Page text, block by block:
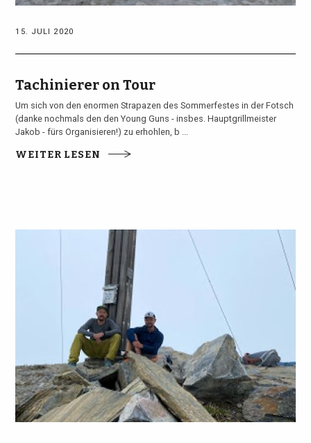
15. JULI 2020
Tachinierer on Tour
Um sich von den enormen Strapazen des Sommerfestes in der Fotsch
(danke nochmals den den Young Guns - insbes. Hauptgrillmeister
Jakob - fürs Organisieren!) zu erhohlen, b ...
WEITER LESEN